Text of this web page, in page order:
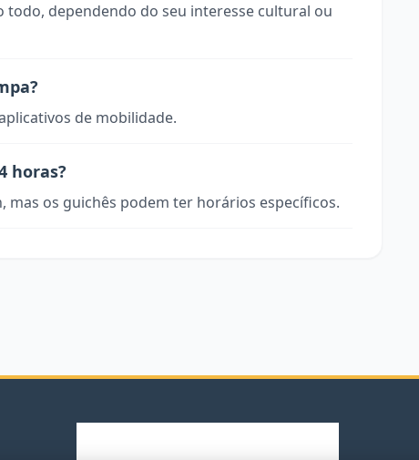
todo, dependendo do seu interesse cultural ou
de mobilidade.
horas?
os guichês podem ter horários específicos.